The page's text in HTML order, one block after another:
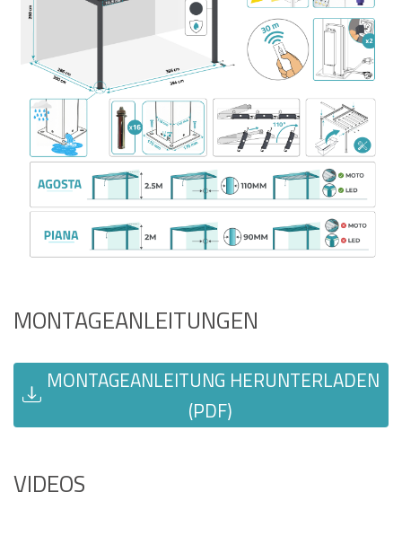
MONTAGEANLEITUNGEN
MONTAGEANLEITUNG HERUNTERLADEN
(PDF)
VIDEOS